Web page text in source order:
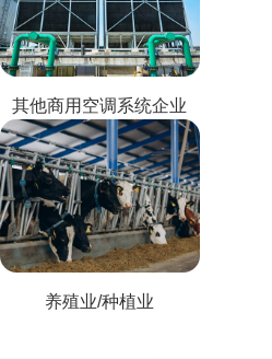
其他商用空调系统企业
养殖业/种植业